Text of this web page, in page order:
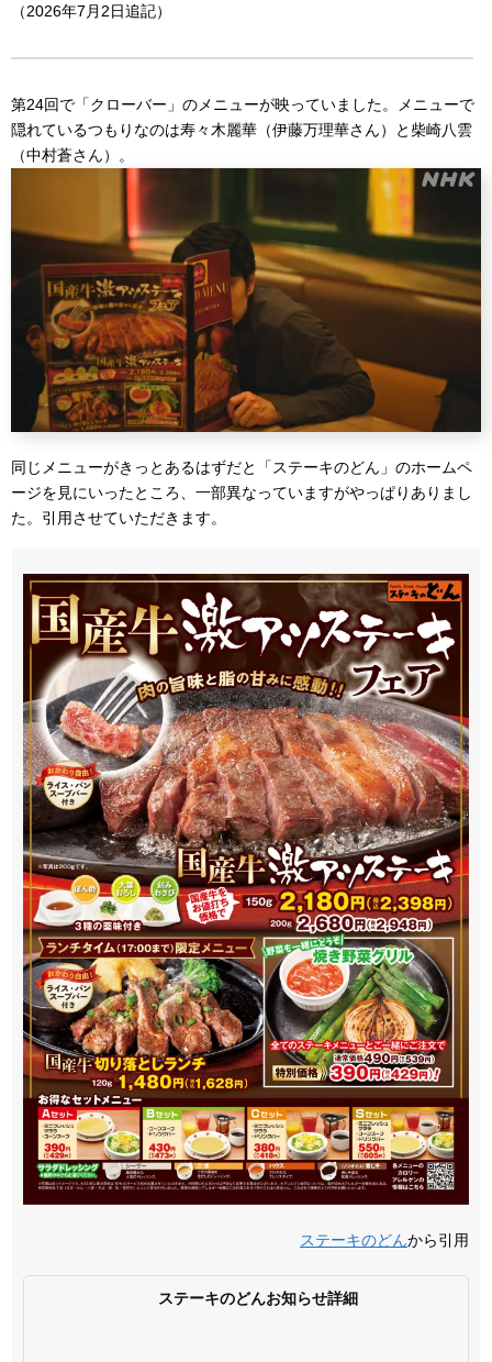
（2026年7月2日追記）
第24回で「クローバー」のメニューが映っていました。メニューで
隠れているつもりなのは寿々木麗華（伊藤万理華さん）と柴崎八雲
（中村蒼さん）。
同じメニューがきっとあるはずだと「ステーキのどん」のホームペ
ージを見にいったところ、一部異なっていますがやっぱりありまし
た。引用させていただきます。
ステーキのどんから引用
ステーキのどんお知らせ詳細